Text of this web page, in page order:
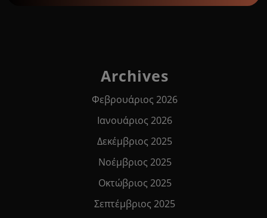
Archives
Φεβρουάριος 2026
Ιανουάριος 2026
Δεκέμβριος 2025
Νοέμβριος 2025
Οκτώβριος 2025
Σεπτέμβριος 2025